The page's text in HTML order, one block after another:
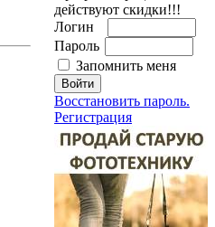
действуют скидки!!!
Логин
Пароль
Запомнить меня
Восстановить пароль.
Регистрация